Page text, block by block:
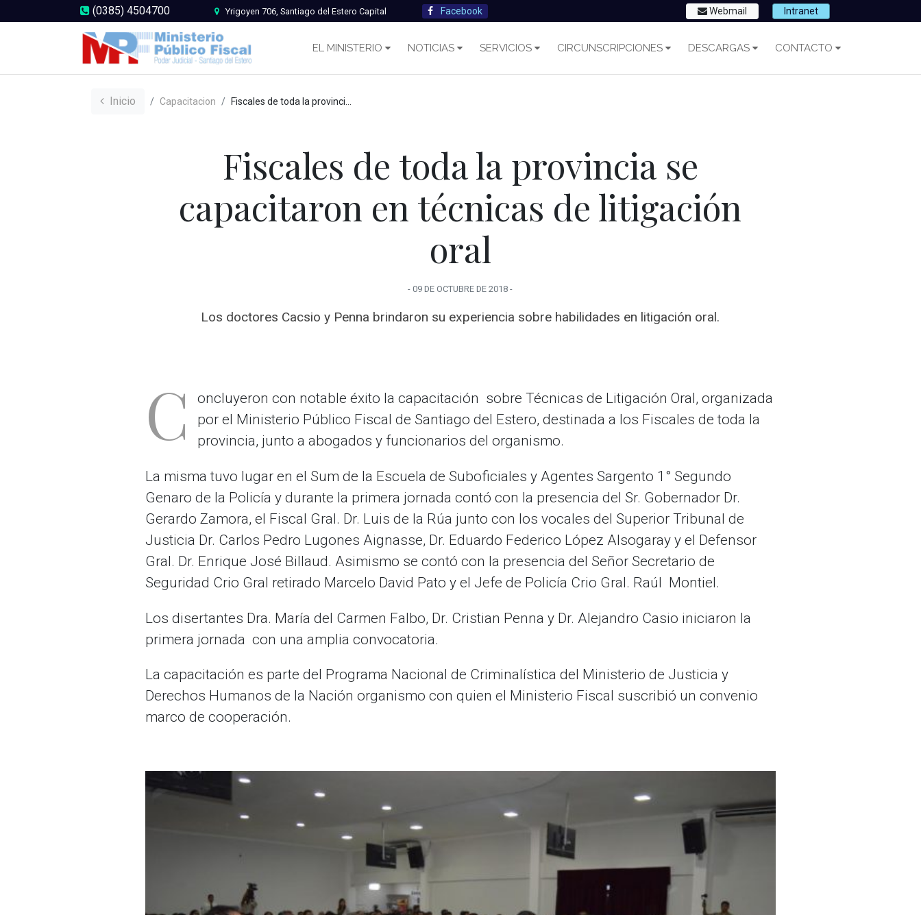
(0385) 4504700 Yrigoyen 706, Santiago del Estero Capital Facebook Webmail Intranet
EL MINISTERIO NOTICIAS SERVICIOS CIRCUNSCRIPCIONES DESCARGAS CONTACTO
Inicio Capacitacion Fiscales de toda la provincia se capacitaron en técnicas de litigación oral
Fiscales de toda la provincia se
capacitaron en técnicas de litigación
oral
-09 DE OCTUBRE DE2018 -
Los doctores Cacsio y Penna brindaron su experiencia sobre habilidades en litigación oral.
C
oncluyeron con notable éxito la capacitación sobre Técnicas de Litigación Oral, organizada
por el Ministerio Público Fiscal de Santiago del Estero, destinada a los Fiscales de toda la
provincia, junto a abogados y funcionarios del organismo.
La misma tuvo lugar en el Sum de la Escuela de Suboficiales y Agentes Sargento 1° Segundo
Genaro de la Policía y durante la primera jornada contó con la presencia del Sr. Gobernador Dr.
Gerardo Zamora, el Fiscal Gral. Dr. Luis de la Rúa junto con los vocales del Superior Tribunal de
Justicia Dr. Carlos Pedro Lugones Aignasse, Dr. Eduardo Federico López Alsogaray y el Defensor
Gral. Dr. Enrique José Billaud. Asimismo se contó con la presencia del Señor Secretario de
Seguridad Crio Gral retirado Marcelo David Pato y el Jefe de Policía Crio Gral. Raúl Montiel.
Los disertantes Dra. María del Carmen Falbo, Dr. Cristian Penna y Dr. Alejandro Casio iniciaron la
primera jornada con una amplia convocatoria.
La capacitación es parte del Programa Nacional de Criminalística del Ministerio de Justicia y
Derechos Humanos de la Nación organismo con quien el Ministerio Fiscal suscribió un convenio
marco de cooperación.